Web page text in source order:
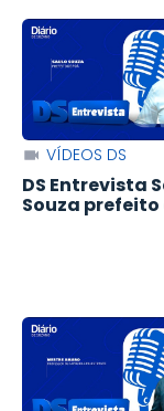
VÍDEOS DS
DS Entrevista
Souza prefeito